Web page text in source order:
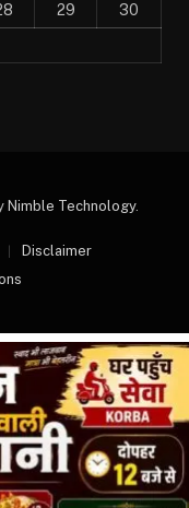
29
30
Nimble Technology.
Disclaimer